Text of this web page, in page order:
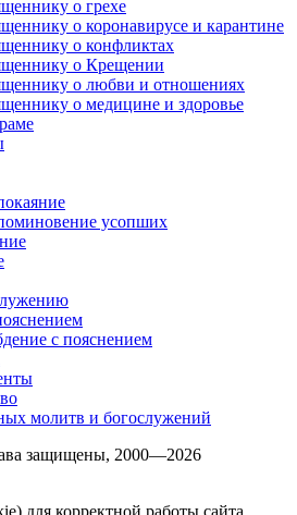
о грехе
о коронавирусе и карантине
о конфликтах
о Крещении
о любви и отношениях
о медицине и здоровье
усопших
с пояснением
молитв и богослужений
защищены, 2000—2026